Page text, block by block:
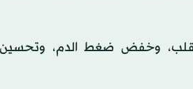
وخفض ضغط الدم،